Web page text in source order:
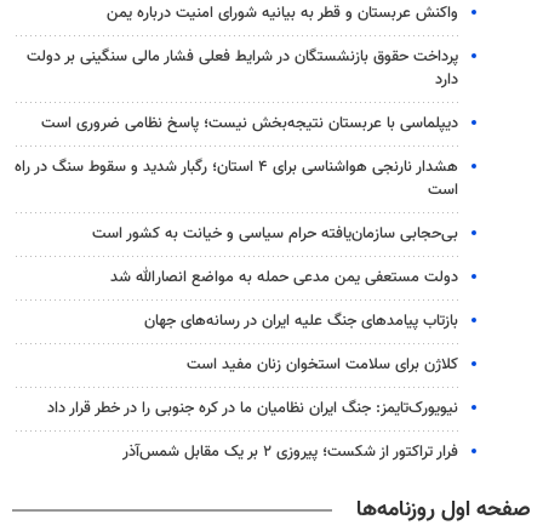
واکنش عربستان و قطر به بیانیه شورای امنیت درباره یمن
پرداخت حقوق بازنشستگان در شرایط فعلی فشار مالی سنگینی بر دولت
دارد
دیپلماسی با عربستان نتیجه‌بخش نیست؛ پاسخ نظامی ضروری است
هشدار نارنجی هواشناسی برای ۴ استان؛ رگبار شدید و سقوط سنگ در راه
است
بی‌حجابی سازمان‌یافته حرام سیاسی و خیانت به کشور است
دولت مستعفی یمن مدعی حمله به مواضع انصارالله شد
بازتاب پیامدهای جنگ علیه ایران در رسانه‌های جهان
کلاژن برای سلامت استخوان زنان مفید است
نیویورک‌تایمز: جنگ ایران نظامیان ما در کره جنوبی را در خطر قرار داد
فرار تراکتور از شکست؛ پیروزی ۲ بر یک مقابل شمس‌آذر
صفحه اول روزنامه‌ها